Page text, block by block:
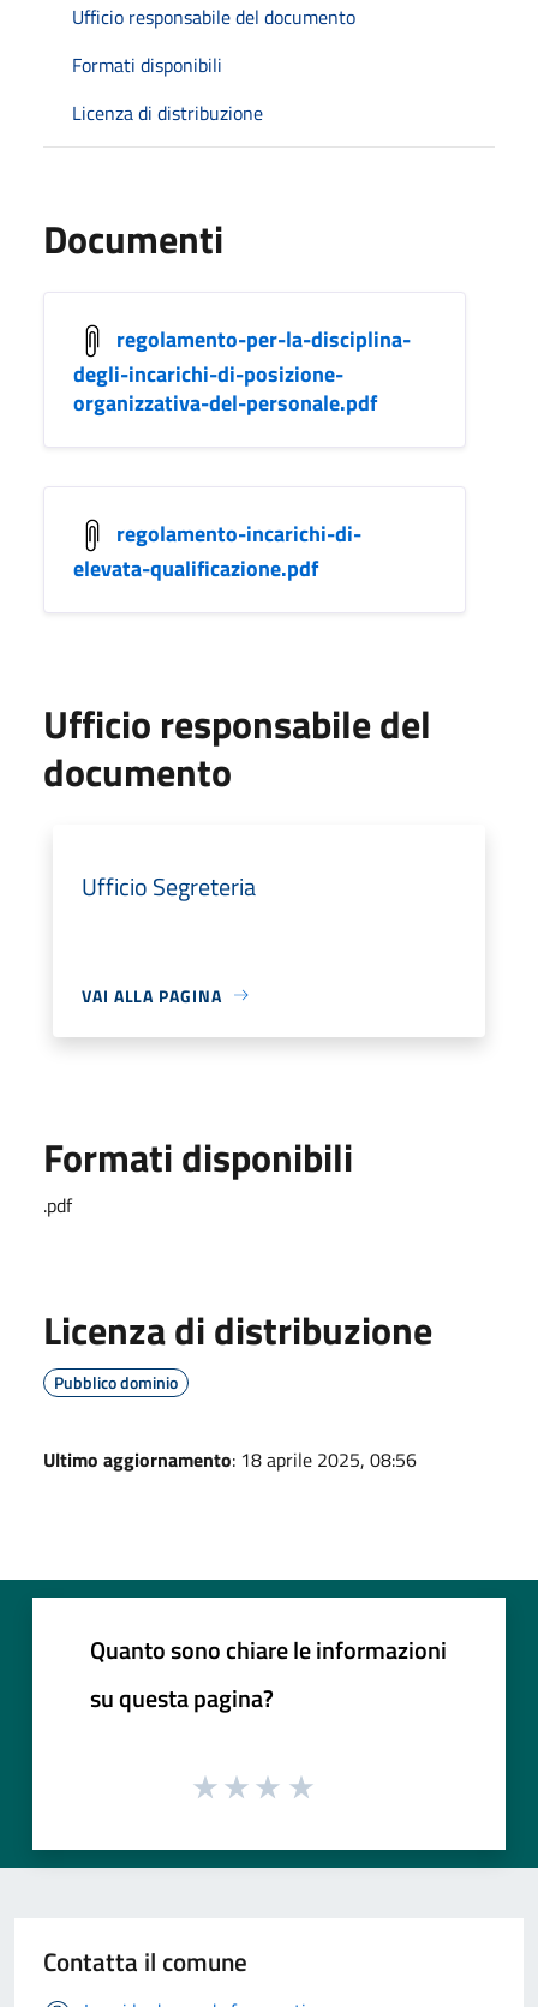
Ufficio responsabile del documento
Formati disponibili
Licenza di distribuzione
Documenti
regolamento-per-la-disciplina-
degli-incarichi-di-posizione-
organizzativa-del-personale.pdf
regolamento-incarichi-di-
elevata-qualificazione.pdf
Ufficio responsabile del
documento
Ufficio Segreteria
VAI ALLA PAGINA
Formati disponibili
.pdf
Licenza di distribuzione
Pubblico dominio
Ultimo aggiornamento: 18 aprile 2025, 08:56
Quanto sono chiare le informazioni
su questa pagina?
Contatta il comune